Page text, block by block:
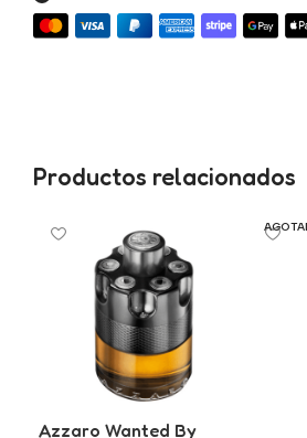
Productos relacionados
Azzaro Wanted By